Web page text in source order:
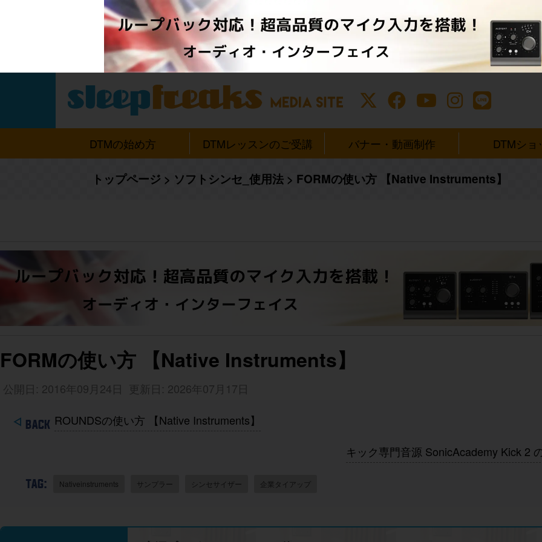
DTMの始め方 DTMレッスンのご受講 バナー・動画制作 DTMショ
トップページ > ソフトシンセ_使用法 > FORMの使い方 【Native Instruments】
FORMの使い方 【Native Instruments】
公開日: 2016年09月24日
更新日: 2026年07月17日
ROUNDSの使い方 【Native Instruments】
キック専門音源 SonicAcademy Kick 2
TAG: Nativeinstruments サンプラー シンセサイザー 企業タイアップ